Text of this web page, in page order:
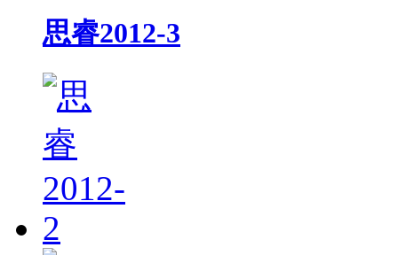
思睿2012-3